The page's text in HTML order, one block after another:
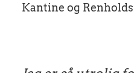
Kantine og